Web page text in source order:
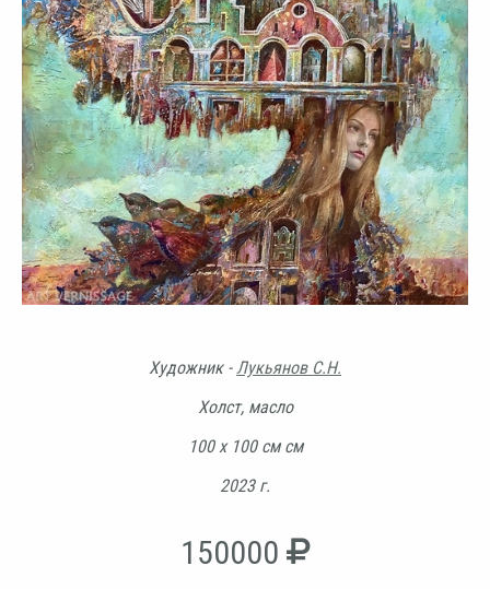
Художник - Лукьянов С.Н.
Холст, масло
100 х 100 см см
2023 г.
150000